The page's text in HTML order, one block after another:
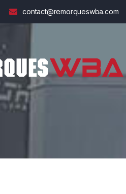
contact@remorqueswba.com